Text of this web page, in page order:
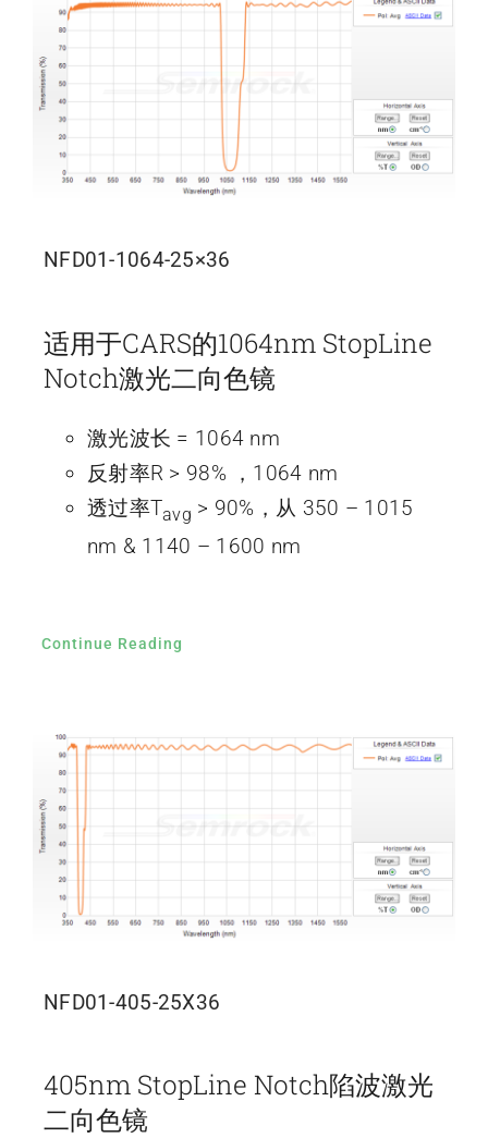
NFD01-1064-25×36
适用于CARS的1064nm StopLine
Notch激光二向色镜
激光波长 = 1064 nm
反射率R > 98% ，1064 nm
透过率Tavg > 90%，从 350 – 1015
nm & 1140 – 1600 nm
Continue Reading
NFD01-405-25X36
405nm StopLine Notch陷波激光
二向色镜